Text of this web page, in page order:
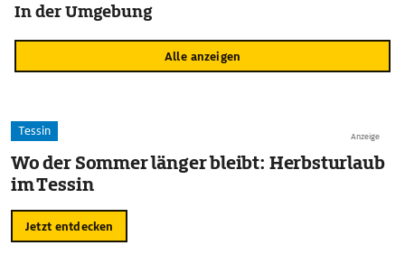
In der Umgebung
Alle anzeigen
Anzeige
Tessin
Wo der Sommer länger bleibt: Herbsturlaub
im Tessin
Jetzt entdecken